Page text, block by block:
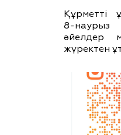
Құрметті
8-
әйелдер
жүректен